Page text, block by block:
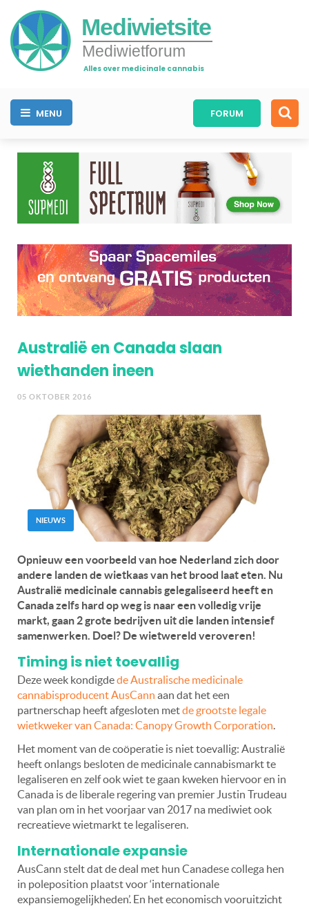
Mediwietsite
Mediwietforum
Alles over medicinale cannabis
MENU FORUM
Australië en Canada slaan
wiethanden ineen
05 OKTOBER 2016
NIEUWS
Opnieuw een voorbeeld van hoe Nederland zich door
andere landen de wietkaas van het brood laat eten. Nu
Australië medicinale cannabis gelegaliseerd heeft en
Canada zelfs hard op weg is naar een volledig vrije
markt, gaan 2 grote bedrijven uit die landen intensief
samenwerken. Doel? De wietwereld veroveren!
Timing is niet toevallig
Deze week kondigdede Australische medicinale
cannabisproducent AusCann aan dat het een
partnerschap heeft afgesloten metde grootste legale
wietkweker van Canada: Canopy Growth Corporation.
Het moment van de coöperatie is niet toevallig: Australië
heeft onlangs besloten de medicinale cannabismarkt te
legaliseren en zelf ook wiet te gaan kweken hiervoor en in
Canada is de liberale regering van premier Justin Trudeau
van plan om in het voorjaar van 2017 na mediwiet ook
recreatieve wietmarkt te legaliseren.
Internationale expansie
AusCann stelt dat de deal met hun Canadese collega hen
in poleposition plaatst voor ‘internationale
expansiemogelijkheden’. En het economisch vooruitzicht